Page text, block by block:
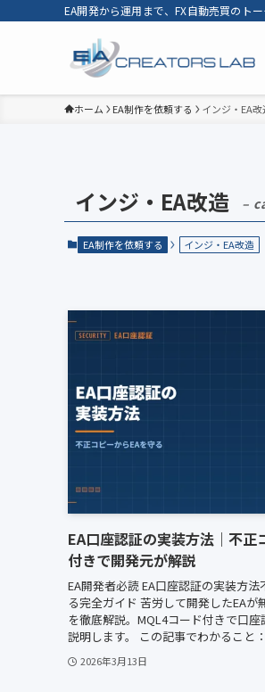
EA開発から運用まで、FX自動売買のト
ホーム EA制作を依頼する インジ・EA改
インジ・EA改造 –
EA制作を依頼する インジ・EA改造
EA口座認証の実装方法｜不正
付きで開発元が解説
EA開発者必読 EA口座認証の実装方
る完全ガイド 苦労して開発したEA
を徹底解説。MQL4コード付きで口
説明します。 この記事でわかること
2026年3月13日